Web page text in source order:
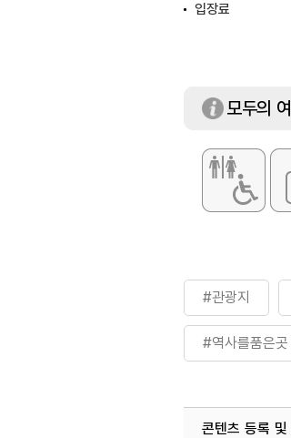
입장료
모두의
#관광지
#역사를품은곳
콘텐츠 등록 및